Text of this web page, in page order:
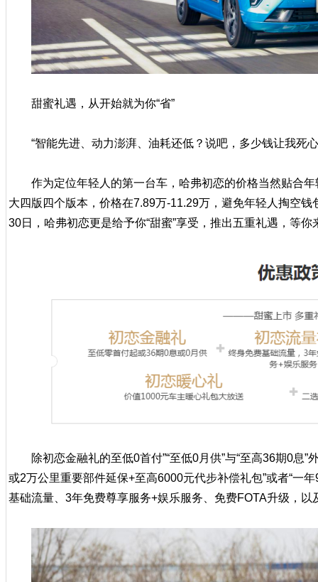
甜蜜礼遇，从开始就为你“省”
“智能先进、动力澎湃、油耗还低？说吧，多少钱让我死
作为定位年轻人的第一台车，哈弗初恋的价格当然贴合
大四版四个版本，价格在7.89万-11.29万，避免年轻人掏空
30日，哈弗初恋更是给予你“甜蜜”享受，推出五重礼遇，等你
除初恋金融礼的至低0首付”“至低0月供”与“至高36期0息
或2万公里重要部件延保+至高6000元代步补偿礼包”或者“一
基础流量、3年免费尊享服务+娱乐服务、免费FOTA升级，